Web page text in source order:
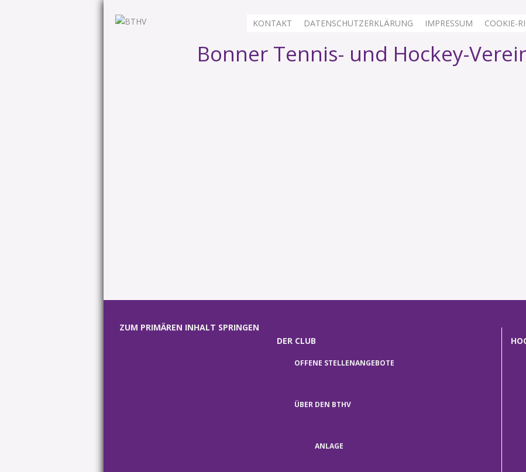
KONTAKT DATENSCHUTZERKLÄRUNG IMPRESSUM COOKIE-
Bonner Tennis- und Hockey-
1 2 3
ZUM PRIMÄREN INHALT SPRINGEN
DER CLUB
OFFENE STELLENANGEBOTE
ÜBER DEN BTHV
ANLAGE